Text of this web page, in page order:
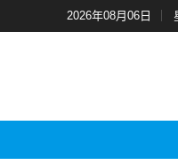
2026年08月06日